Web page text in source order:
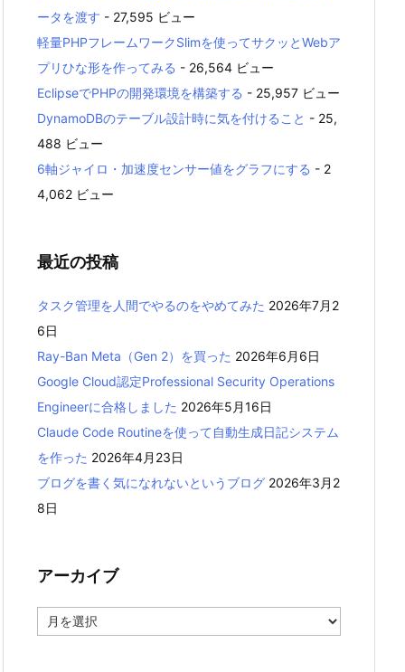
ータを渡す - 27,595 ビュー
軽量PHPフレームワークSlimを使ってサクッとWebア
プリひな形を作ってみる - 26,564 ビュー
EclipseでPHPの開発環境を構築する - 25,957 ビュー
DynamoDBのテーブル設計時に気を付けること - 25,
488 ビュー
6軸ジャイロ・加速度センサー値をグラフにする - 2
4,062 ビュー
最近の投稿
タスク管理を人間でやるのをやめてみた 2026年7月2
6日
Ray-Ban Meta（Gen 2）を買った 2026年6月6日
Google Cloud認定Professional Security Operations
Engineerに合格しました 2026年5月16日
Claude Code Routineを使って自動生成日記システム
を作った 2026年4月23日
ブログを書く気になれないというブログ 2026年3月2
8日
アーカイブ
ー